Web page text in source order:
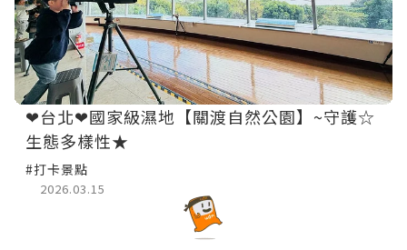
❤台北❤國家級濕地【關渡自然公園】~守護☆
生態多樣性★
#打卡景點
2026.03.15